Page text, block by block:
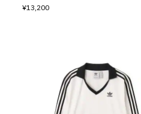
¥13,200